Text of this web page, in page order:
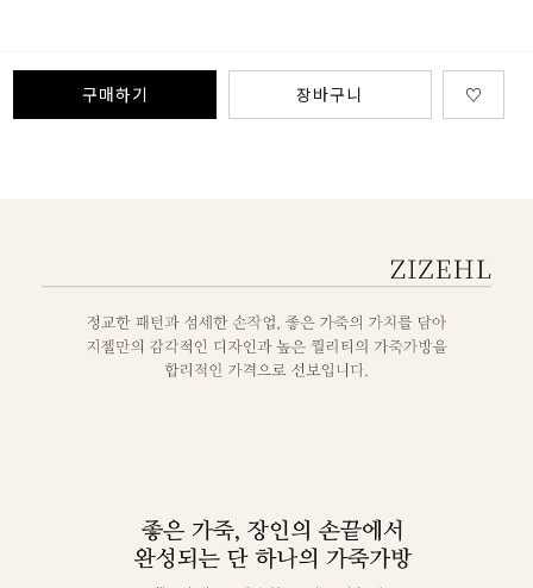
구매하기 장바구니 ♡